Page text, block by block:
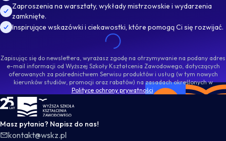
Zaproszenia na warsztaty, wykłady mistrzowskie i wydarzenia
zamknięte.
Inspirujące wskazówki i ciekawostki, które pomogą Ci się rozwijać.
Zapisując się do newslettera, wyrażasz zgodę na otrzymywanie na podany adres
e-mail informacji od Wyższej Szkoły Kształcenia Zawodowego, dotyczących
oferowanych za pośrednictwem Serwisu produktów i usług (w tym nowych
kierunków studiów, promocji oraz rabatów) na zasadach określonych w
Polityce ochrony prywatności.
WSKZ - strona główna
Masz pytania? Napisz do nas!
kontakt@wskz.pl